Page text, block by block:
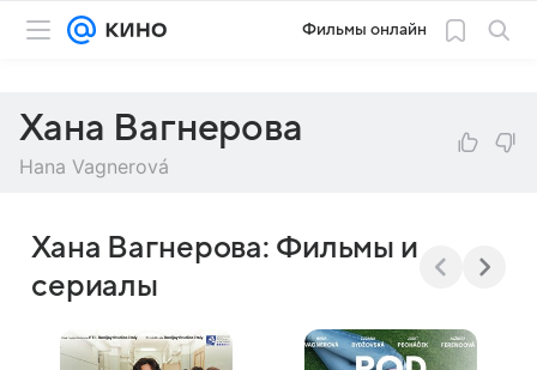
Фильмы онлайн
Хана Вагнерова
Hana Vagnerová
Хана Вагнерова: Фильмы и
сериалы